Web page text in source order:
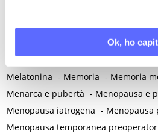
Ok, ho
Medicina di precisione -Medicina
Medicina
Medico di famiglia -Meditazione -
Melatonina - Memoria - Memoria
Menarca e pubertà - Menopausa e
Menopausa iatrogena - Menopausa
Menopausa temporanea